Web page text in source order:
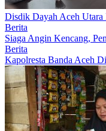
Disdik Dayah Aceh Utara
Berita
Siaga Angin Kencang,
Berita
Kapolresta Banda Aceh